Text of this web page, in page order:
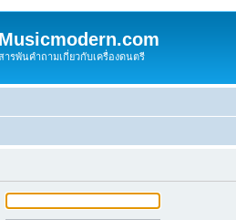
Musicmodern.com
ารพันคำถามเกี่ยวกับเครื่องดนตรี